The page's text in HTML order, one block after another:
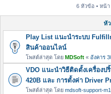
6 หัวข้อ • หน้า
หั
Play List แนะนำระบบ
สินค้าออนไลน์
โพสต์ล่าสุด โดย MDSoft « อังคาร
VDO แนะนำวิธีติดตั้งเครื่องป
420B และ การตั้งค่า Driver
โพสต์ล่าสุด โดย mdsoft-support-